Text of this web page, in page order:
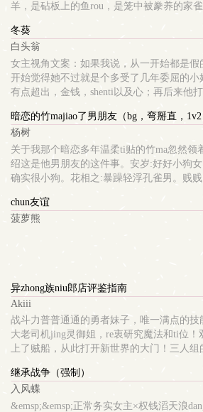
羊，是砧板上的鱼rou，是笼中被豢养的家
zhong疯狗男强女弱弱弱弱！女主并非绝世
类型。暂定4男主:林劭廷、林聿初、迟沭、
血、微暴力hqing节，包括但不限于女kou男
逻辑狗血rou文，一切为了h服务，不要吵架
个人xing癖，女主不是任何人的皮tao。如
冬葵
白头翁
女主视角文案：如果我说，从一开始都是
开始觉得她不过就是个多受了几年委屈的
有点超出，金钱，shenti以及心；再后来他
勿代ru，切勿深究，一切皆为杜撰，瞎写一
暗恋的竹majiao了男朋友（bg，弯掰直，1v2
杨树
关于我那个暗恋多年温柔ti贴的竹ma忽然领
绍这是他男朋友的这件事。安岁:好好小狗
确实很小狗。花相之:暴躁轻浮孔雀男。贱
qing侣关系。慎看。两男人后来变成qing敌
坏，都比较自私。慎看。安岁是小狗型女主
chun友谊
菠萝熊
异zhong族niu郎店评鉴指南
Akiii
战斗力普普通通的勇者妹子，唯一满点的技
大老司机jing灵御姐，re衷研究魔法和ti位！
上了贼船，从此打开新世界的大门！三人
继承战争（强制）
入风蝶
&emsp;&emsp;正常务实女主×权钱滔天浪